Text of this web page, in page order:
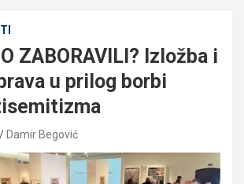
ZABORAVILI? Izložba i
u prilog borbi
Damir Begović